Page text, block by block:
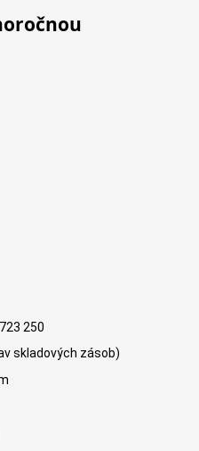
250
skladových zásob)